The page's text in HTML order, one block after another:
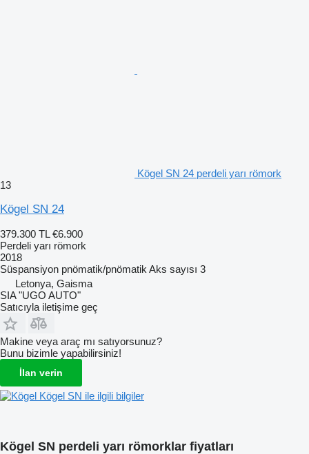
Kögel SN 24 perdeli yarı römork
13
Kögel SN 24
379.300 TL €6.900
Perdeli yarı römork
2018
Süspansiyon pnömatik/pnömatik Aks sayısı 3
Letonya, Gaisma
SIA "UGO AUTO"
Satıcıyla iletişime geç
Makine veya araç mı satıyorsunuz?
Bunu bizimle yapabilirsiniz!
İlan verin
Kögel SN ile ilgili bilgiler
Kögel SN perdeli yarı römorklar fiyatları